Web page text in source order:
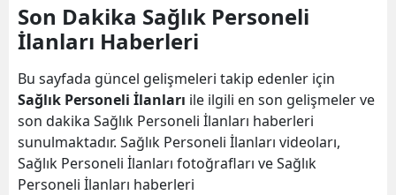
Son Dakika Sağlık Personeli
İlanları Haberleri
Bu sayfada güncel gelişmeleri takip edenler için
Sağlık Personeli İlanları ile ilgili en son gelişmeler ve
son dakika Sağlık Personeli İlanları haberleri
sunulmaktadır. Sağlık Personeli İlanları videoları,
Sağlık Personeli İlanları fotoğrafları ve Sağlık
Personeli İlanları haberleri